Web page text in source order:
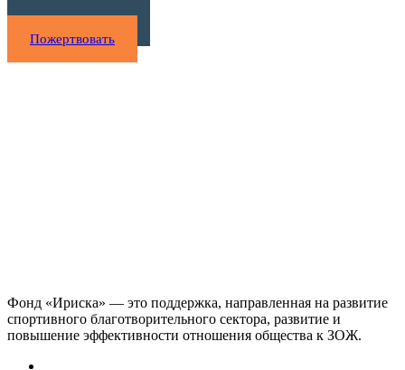
Пожертвовать
Фонд «Ириска» — это поддержка, направленная на развитие
спортивного благотворительного сектора, развитие и
повышение эффективности отношения общества к ЗОЖ.